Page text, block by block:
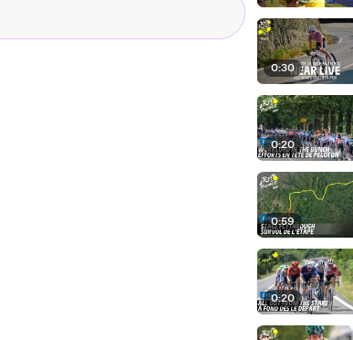
0:30
0:20
0:59
0:20